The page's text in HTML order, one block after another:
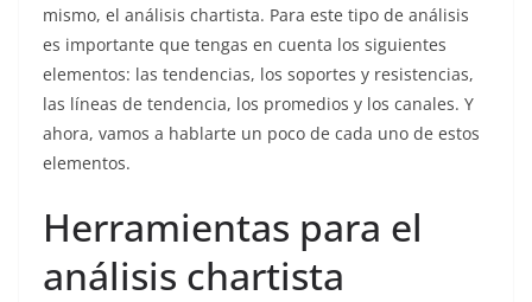
mismo, el análisis chartista. Para este tipo de análisis
es importante que tengas en cuenta los siguientes
elementos: las tendencias, los soportes y resistencias,
las líneas de tendencia, los promedios y los canales. Y
ahora, vamos a hablarte un poco de cada uno de estos
elementos.
Herramientas para el
análisis chartista